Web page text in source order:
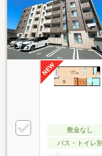
敷金なし
バス・トイレ別